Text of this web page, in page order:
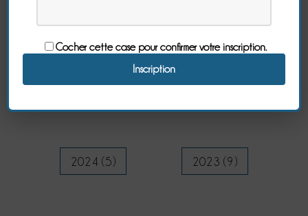
Archives
2026 (9) 2025 (5)
2024 (5) 2023 (9)
Cocher cette case pour confirmer votre inscription.